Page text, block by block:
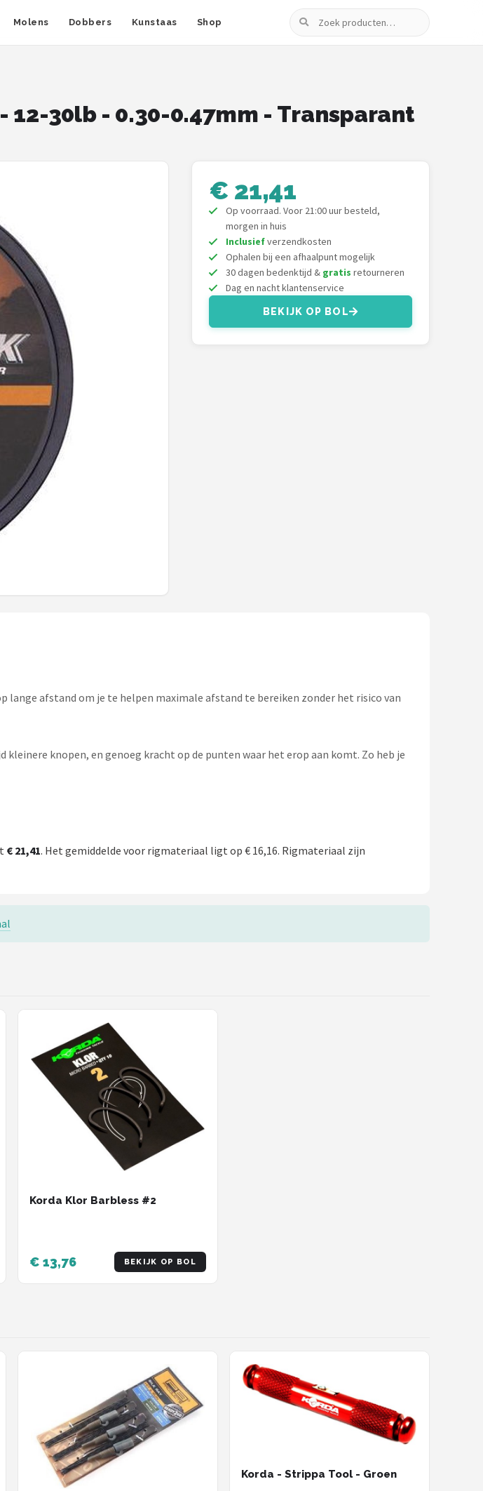
Molens Dobbers Kunstaas Shop
Zoeken
12-30lb - 0.30-0.47mm - Transparant
€ 21,41
Op voorraad. Voor 21:00 uur besteld,
morgen in huis
Inclusiefverzendkosten
Ophalen bij een afhaalpunt mogelijk
30 dagen bedenktijd & gratis retourneren
Dag en nacht klantenservice
BEKIJK OP BOL
lange afstand om je te helpen maximale afstand te bereiken zonder het risico van
knopen, en genoeg kracht op de punten waar het erop aan komt. Zo heb je
€ 21,41. Het gemiddelde voor rigmateriaal ligt op € 16,16. Rigmateriaal zijn
Korda Klor Barbless #2
€ 13,76 BEKIJK OP BOL
Korda - Strippa Tool - Groen